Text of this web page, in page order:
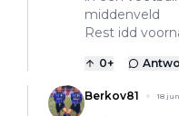
middenveld
Rest idd
0+
Berkov81 18